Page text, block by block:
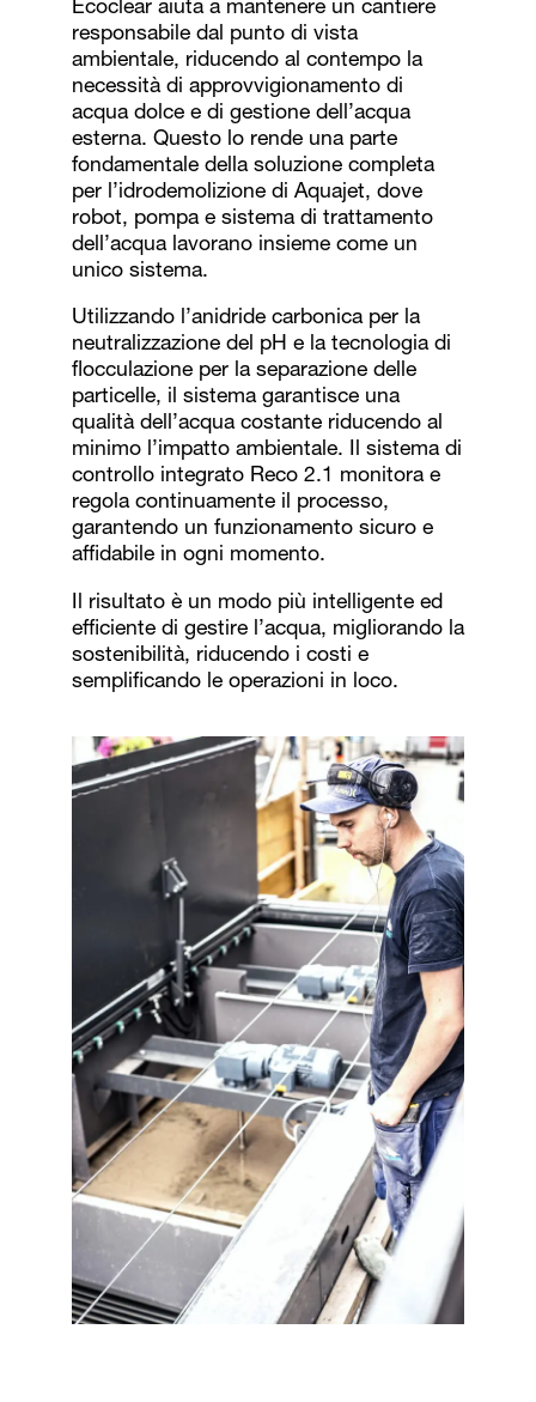
Ecoclear aiuta a mantenere un cantiere
responsabile dal punto di vista
ambientale, riducendo al contempo la
necessità di approvvigionamento di
acqua dolce e di gestione dell’acqua
esterna. Questo lo rende una parte
fondamentale della soluzione completa
per l’idrodemolizione di Aquajet, dove
robot, pompa e sistema di trattamento
dell’acqua lavorano insieme come un
unico sistema.
Utilizzando l’anidride carbonica per la
neutralizzazione del pH e la tecnologia di
flocculazione per la separazione delle
particelle, il sistema garantisce una
qualità dell’acqua costante riducendo al
minimo l’impatto ambientale. Il sistema di
controllo integrato Reco 2.1 monitora e
regola continuamente il processo,
garantendo un funzionamento sicuro e
affidabile in ogni momento.
Il risultato è un modo più intelligente ed
efficiente di gestire l’acqua, migliorando la
sostenibilità, riducendo i costi e
semplificando le operazioni in loco.